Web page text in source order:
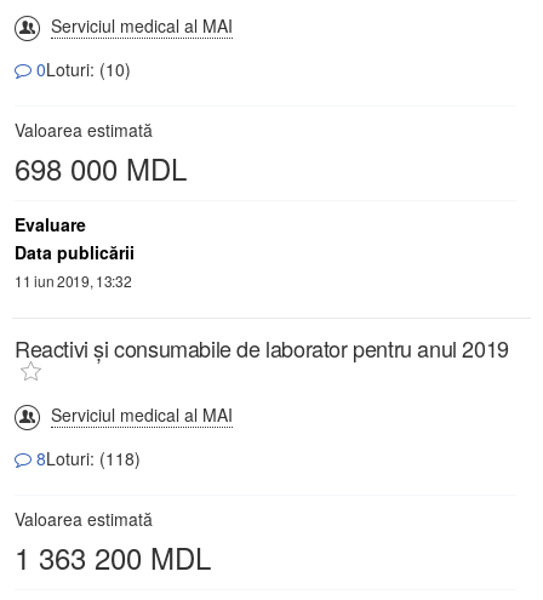
Serviciul medical al MAI
0Loturi: (10)
Valoarea estimată
698 000 MDL
Evaluare
Data publicării
11 iun 2019, 13:32
Reactivi și consumabile de laborator pentru anul 2019
Serviciul medical al MAI
8Loturi: (118)
Valoarea estimată
1 363 200 MDL